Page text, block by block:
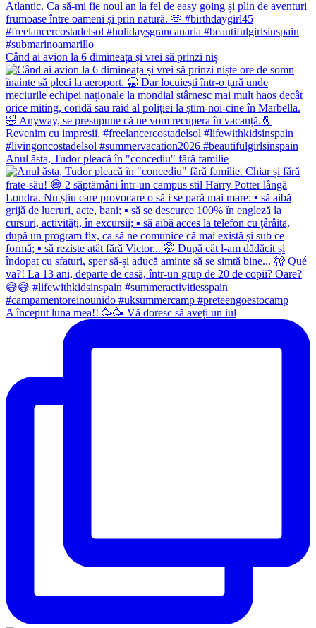
Când ai avion la 6 dimineața și vrei să prinzi niș
Anul ăsta, Tudor pleacă în "concediu" fără familie
A început luna mea!! 🥳🥳 Vă doresc să aveți un iul